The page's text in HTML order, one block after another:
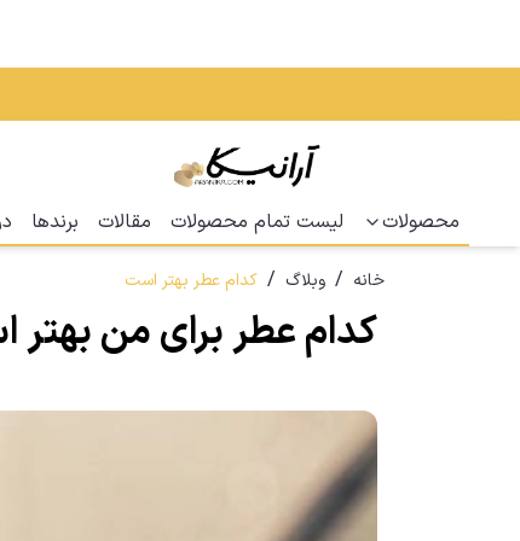
محصولات لیست تمام محصولات مقالات برندها
خانه / وبلاگ / کدام عطر بهتر است
کدام عطر برای من